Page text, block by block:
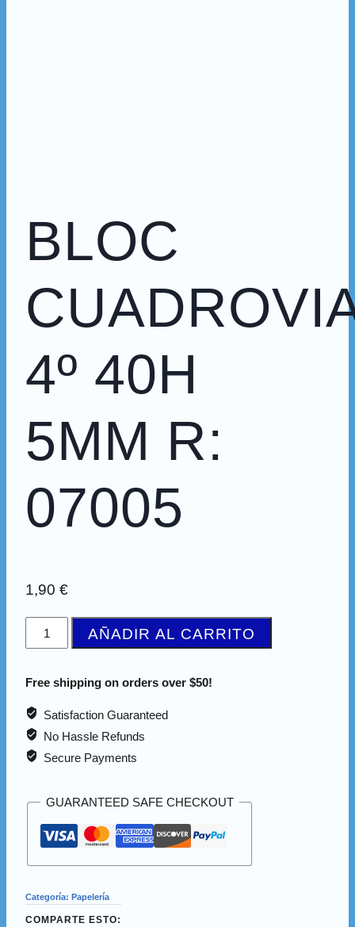
BLOC
4º 40H
5MM R:
07005
1,90 €
BLOC
CUADROVIA
40H
5MM
R:
07005
cantidad
AÑADIR AL CARRITO
Free shipping on orders over $50!
Satisfaction Guaranteed
No Hassle Refunds
Secure Payments
GUARANTEED SAFE CHECKOUT
Categoría: Papelería
COMPARTE ESTO: